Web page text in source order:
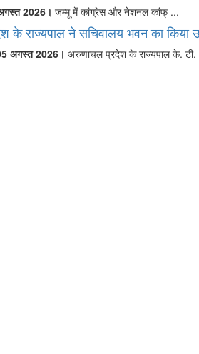
2026। जम्मू में कांग्रेस और नेशनल कांफ् ...
के राज्यपाल ने सचिवालय भवन का किया
अगस्त 2026। अरुणाचल प्रदेश के राज्यपाल के. टी.